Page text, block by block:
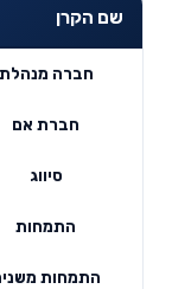
שם הקרן
חברה מנהלת
חברת אם
סיווג
התמחות
התמחות